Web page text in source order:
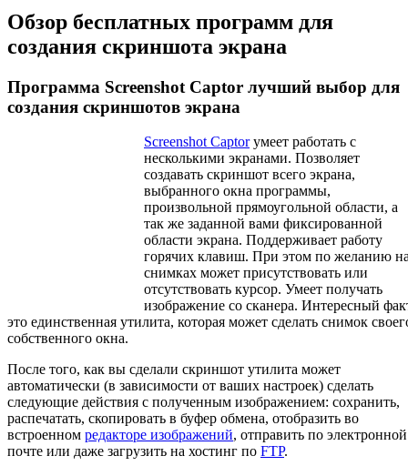
Обзор бесплатных программ для
создания скриншота экрана
Программа Screenshot Captor лучший выбор для
создания скриншотов экрана
Screenshot Captorумеет работать с
несколькими экранами. Позволяет
создавать скриншот всего экрана,
выбранного окна программы,
произвольной прямоугольной области, а
так же заданной вами фиксированной
области экрана. Поддерживает работу
горячих клавиш. При этом по желанию
снимках может присутствовать или
отсутствовать курсор. Умеет получать
изображение со сканера. Интересный
это единственная утилита, которая может сделать снимок
собственного окна.
После того, как вы сделали скриншот утилита может
автоматически (в зависимости от ваших настроек) сделать
следующие действия с полученным изображением: сохранить,
распечатать, скопировать в буфер обмена, отобразить во
встроенном редакторе изображений, отправить по электронной
почте или даже загрузить на хостинг по FTP.